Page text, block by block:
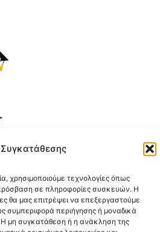
Συγκατάθεσης
χρησιμοποιούμε τεχνολογίες όπως
σε πληροφορίες συσκευών. Η
θα μας επιτρέψει να επεξεργαστούμε
περιήγησης ή μοναδικά
μη συγκατάθεση ή η ανάκληση της
learning λύση για Data Analytics.